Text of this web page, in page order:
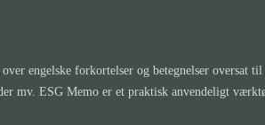
engelske forkortelser og betegnelser oversat til
mv. ESG Memo er et praktisk anvendeligt